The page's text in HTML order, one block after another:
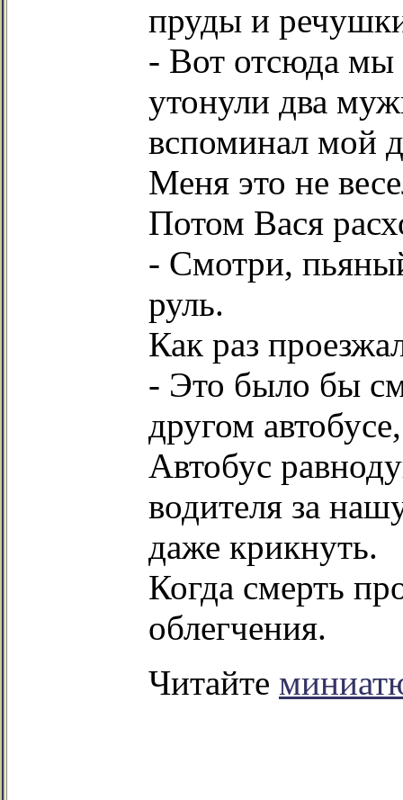
пруды и
- Вот отсюда мы
утонули два
вспоминал мой
Меня это не
Потом Вася
- Смотри,
руль.
Как раз
- Это было бы
другом
Автобус
водителя за
даже крикнуть.
Когда смерть
облегчения.
Читайте